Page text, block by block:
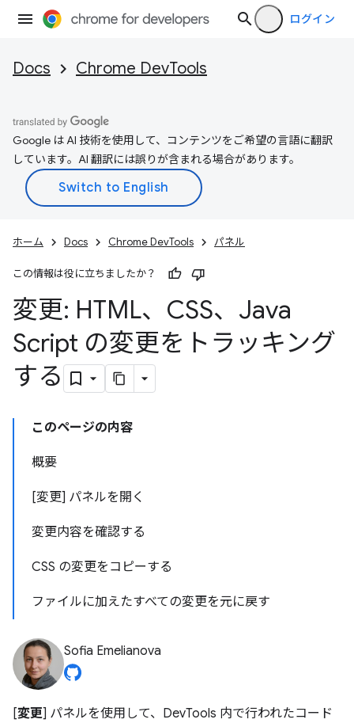
ログイン
Docs Chrome DevTools
Google は AI 技術を使用して、コンテンツをご希望の言語に翻訳
しています。AI 翻訳には誤りが含まれる場合があります。
ホーム Docs Chrome DevTools パネル
この情報は役に立ちましたか？
変更: HTML、CSS、Java
Script の変更をトラッキング
する
このページの内容
概要
[変更] パネルを開く
変更内容を確認する
CSS の変更をコピーする
ファイルに加えたすべての変更を元に戻す
Sofia Emelianova
[変更] パネルを使用して、DevTools 内で行われたコード